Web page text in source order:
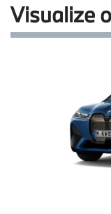
Visualize